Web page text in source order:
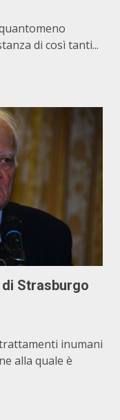
di così tanti...
Strasburgo
inumani
alla quale è